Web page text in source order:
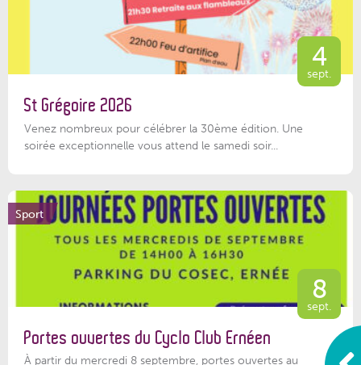
4
sept.
St Grégoire 2026
Venez nombreux pour célébrer la 30ème édition. Une
soirée exceptionnelle vous attend le samedi soir...
Sport
8
sept.
Portes ouvertes du Cyclo Club Ernéen
À partir du mercredi 8 septembre, portes ouvertes au